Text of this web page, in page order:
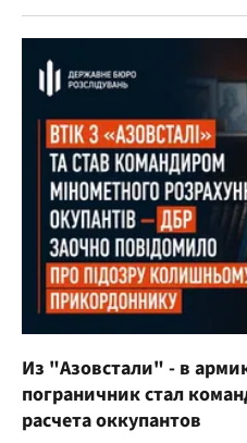
Из "Азовстали" - в
пограничник стал
расчета оккупантов